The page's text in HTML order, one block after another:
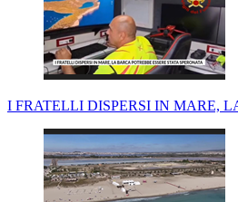
I FRATELLI DISPERSI IN MARE,